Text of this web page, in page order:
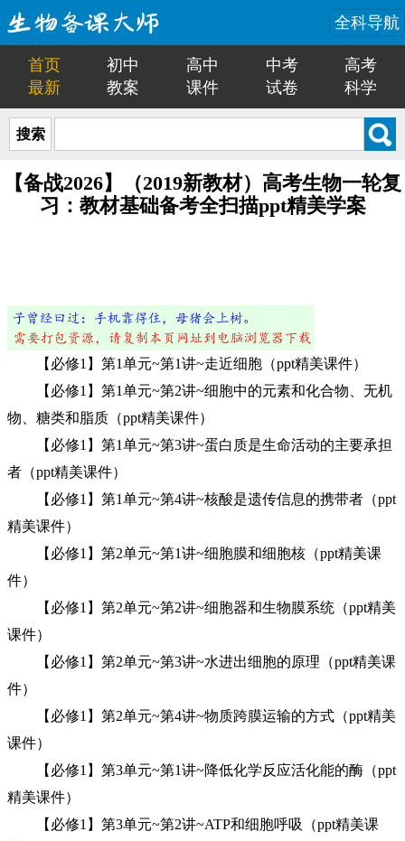
全科导航
首页 初中 高中 中考
高考
最新
教案 课件 试卷 科学
搜索
【备战2026】（2019新教材）高考生物一轮复
习：教材基础备考全扫描ppt精美学案
【必修1】第1单元~第1讲~走近细胞（ppt精美课件）
【必修1】第1单元~第2讲~细胞中的元素和化合物、无机
物、糖类和脂质（ppt精美课件）
【必修1】第1单元~第3讲~蛋白质是生命活动的主要承担
者（ppt精美课件）
【必修1】第1单元~第4讲~核酸是遗传信息的携带者（ppt
精美课件）
【必修1】第2单元~第1讲~细胞膜和细胞核（ppt精美课
件）
【必修1】第2单元~第2讲~细胞器和生物膜系统（ppt精美
课件）
【必修1】第2单元~第3讲~水进出细胞的原理（ppt精美课
件）
【必修1】第2单元~第4讲~物质跨膜运输的方式（ppt精美
课件）
【必修1】第3单元~第1讲~降低化学反应活化能的酶（ppt
精美课件）
【必修1】第3单元~第2讲~ATP和细胞呼吸（ppt精美课